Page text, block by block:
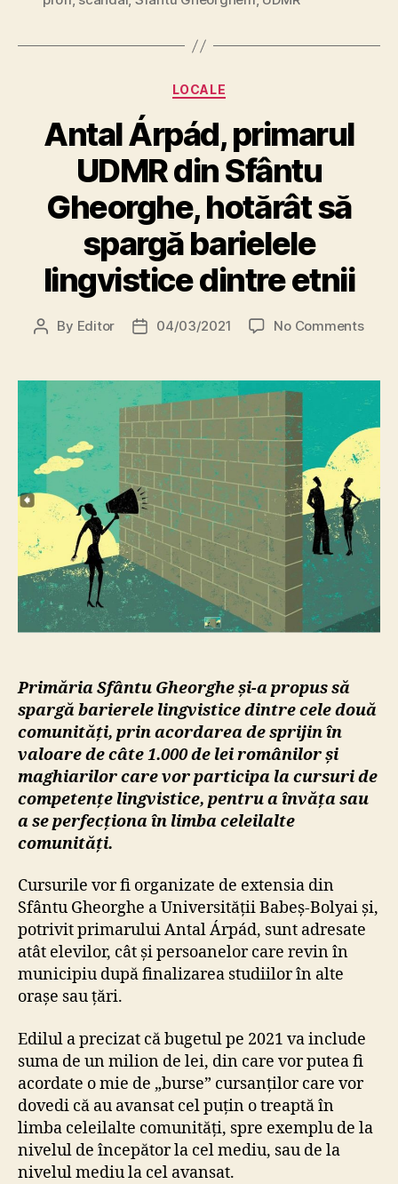
Categories
LOCALE
Antal Árpád, primarul
UDMR din Sfântu
Gheorghe, hotărât să
spargă barielele
lingvistice dintre etnii
Post
By Editor
Post04/03/2021 No Commentson
din
să
etnii
Primăria Sfântu Gheorghe și-a propus să
spargă barierele lingvistice dintre cele două
comunități, prin acordarea de sprijin în
valoare de câte 1.000 de lei românilor și
maghiarilor care vor participa la cursuri de
competențe lingvistice, pentru a învăța sau
a se perfecționa în limba celeilalte
comunități.
Cursurile vor fi organizate de extensia din
Sfântu Gheorghe a Universității Babeș-Bolyai și,
potrivit primarului Antal Árpád, sunt adresate
atât elevilor, cât și persoanelor care revin în
municipiu după finalizarea studiilor în alte
orașe sau țări.
Edilul a precizat că bugetul pe 2021 va include
suma de un milion de lei, din care vor putea fi
acordate o mie de „burse” cursanților care vor
dovedi că au avansat cel puțin o treaptă în
limba celeilalte comunități, spre exemplu de la
nivelul de începător la cel mediu, sau de la
nivelul mediu la cel avansat.